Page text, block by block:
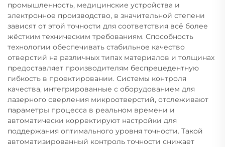
промышленность, медицинские устройства и
электронное производство, в значительной степени
зависят от этой точности для соответствия всё более
жёстким техническим требованиям. Способность
технологии обеспечивать стабильное качество
отверстий на различных типах материалов и толщинах
предоставляет производителям беспрецедентную
гибкость в проектировании. Системы контроля
качества, интегрированные с оборудованием для
лазерного сверления микроотверстий, отслеживают
параметры процесса в реальном времени и
автоматически корректируют настройки для
поддержания оптимального уровня точности. Такой
автоматизированный контроль точности снижает